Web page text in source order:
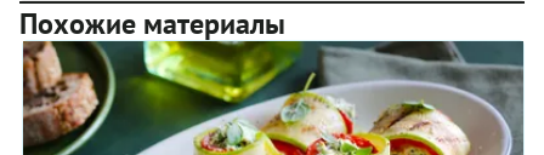
Похожие материалы